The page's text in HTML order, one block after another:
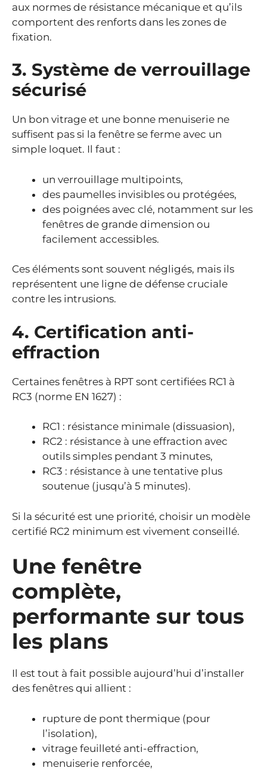
aux normes de résistance mécanique et qu’ils
comportent des renforts dans les zones de
fixation.
3. Système de verrouillage
sécurisé
Un bon vitrage et une bonne menuiserie ne
suffisent pas si la fenêtre se ferme avec un
simple loquet. Il faut :
un verrouillage multipoints,
des paumelles invisibles ou protégées,
des poignées avec clé, notamment sur les
fenêtres de grande dimension ou
facilement accessibles.
Ces éléments sont souvent négligés, mais ils
représentent une ligne de défense cruciale
contre les intrusions.
4. Certification anti-
effraction
Certaines fenêtres à RPT sont certifiées RC1 à
RC3 (norme EN 1627) :
RC1 : résistance minimale (dissuasion),
RC2 : résistance à une effraction avec
outils simples pendant 3 minutes,
RC3 : résistance à une tentative plus
soutenue (jusqu’à 5 minutes).
Si la sécurité est une priorité, choisir un modèle
certifié RC2 minimum est vivement conseillé.
Une fenêtre
complète,
performante sur tous
les plans
Il est tout à fait possible aujourd’hui d’installer
des fenêtres qui allient :
rupture de pont thermique (pour
l’isolation),
vitrage feuilleté anti-effraction,
menuiserie renforcée,